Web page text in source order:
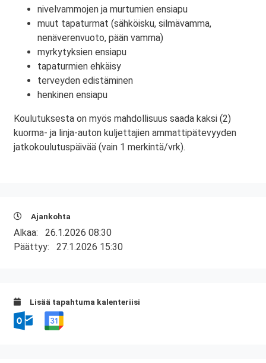
nivelvammojen ja murtumien ensiapu
muut tapaturmat (sähköisku, silmävamma,
nenäverenvuoto, pään vamma)
myrkytyksien ensiapu
tapaturmien ehkäisy
terveyden edistäminen
henkinen ensiapu
Koulutuksesta on myös mahdollisuus saada kaksi (2)
kuorma- ja linja-auton kuljettajien ammattipätevyyden
jatkokoulutuspäivää (vain 1 merkintä/vrk).
Ajankohta
Alkaa: 26.1.2026 08:30
Päättyy: 27.1.2026 15:30
Lisää tapahtuma kalenteriisi